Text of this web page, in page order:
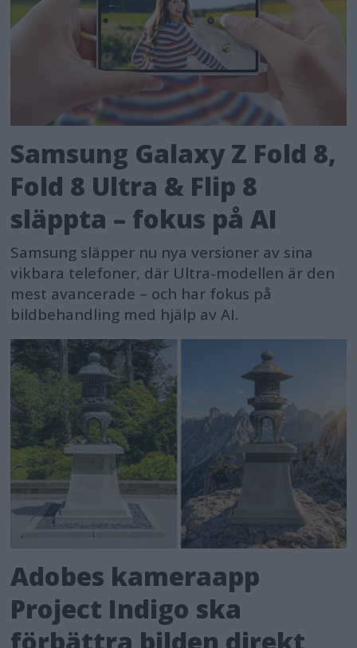
Samsung Galaxy Z Fold 8,
Fold 8 Ultra & Flip 8
släppta – fokus på AI
Samsung släpper nu nya versioner av sina
vikbara telefoner, där Ultra-modellen är den
mest avancerade – och har fokus på
bildbehandling med hjälp av AI.
Adobes kameraapp
Project Indigo ska